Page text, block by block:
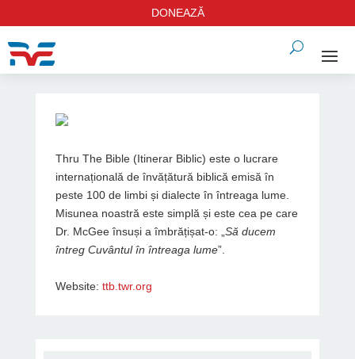
DONEAZĂ
Thru The Bible (Itinerar Biblic) este o lucrare
internațională de învățătură biblică emisă în
peste 100 de limbi și dialecte în întreaga lume.
Misunea noastră este simplă și este cea pe care
Dr. McGee însuși a îmbrățișat-o: „ Să ducem
întreg Cuvântul în întreaga lume”.
Website: ttb.twr.org